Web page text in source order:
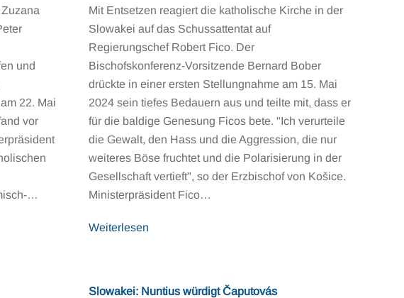
und
22. Mai
vor
…
Mit Entsetzen reagiert die katholische Kirche in der
Slowakei auf das Schussattentat auf
Regierungschef Robert Fico. Der
Bischofskonferenz-Vorsitzende Bernard Bober
drückte in einer ersten Stellungnahme am 15. Mai
2024 sein tiefes Bedauern aus und teilte mit, dass er
für die baldige Genesung Ficos bete. "Ich verurteile
die Gewalt, den Hass und die Aggression, die nur
weiteres Böse fruchtet und die Polarisierung in der
Gesellschaft vertieft", so der Erzbischof von Košice.
Ministerpräsident Fico…
Weiterlesen
Slowakei: Nuntius würdigt Čaputovás